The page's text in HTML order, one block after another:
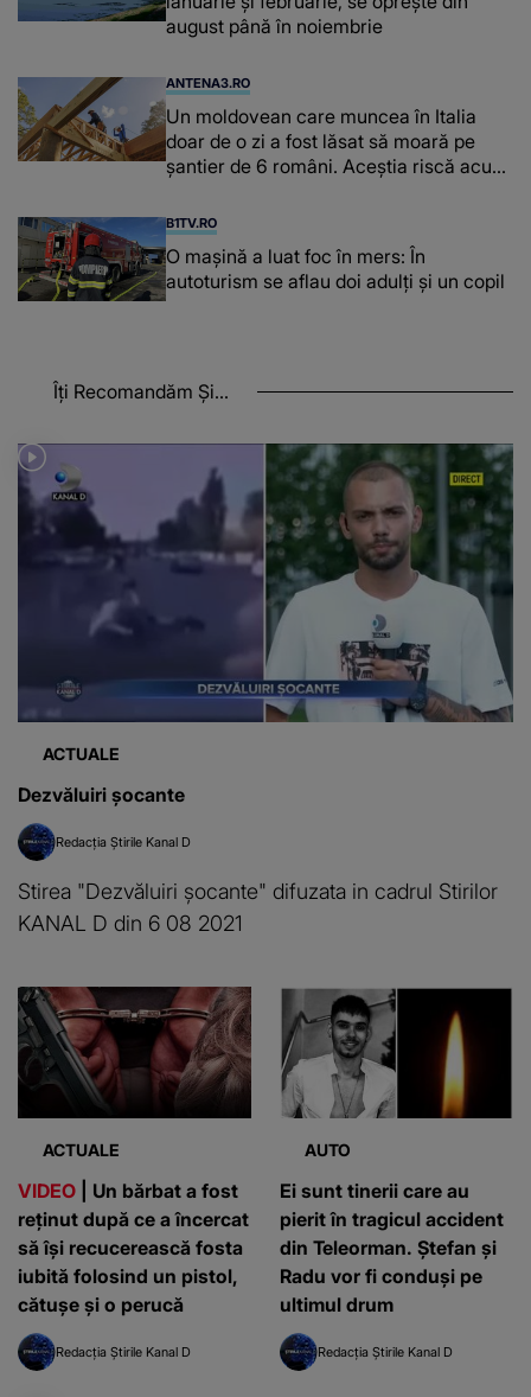
august până în noiembrie
ANTENA3.RO
Un moldovean care muncea în Italia
doar de o zi a fost lăsat să moară pe
şantier de 6 români. Aceștia riscă acum
B1TV.RO
O maşină a luat foc în mers: În
autoturism se aflau doi adulți și un copil
Îți Recomandăm Și...
ACTUALE
Dezvăluiri șocante
Redacția Știrile Kanal D
Stirea "Dezvăluiri șocante" difuzata in cadrul Stirilor
KANAL D din 6 08 2021
ACTUALE
VIDEO | Un bărbat a fost
reținut după ce a încercat
să își recucerească fosta
iubită folosind un pistol,
cătușe și o perucă
Redacția Știrile Kanal D
AUTO
Ei sunt tinerii care au
pierit în tragicul accident
din Teleorman. Ștefan și
Radu vor fi conduși pe
ultimul drum
Redacția Știrile Kanal D